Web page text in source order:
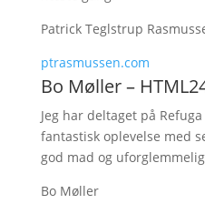
Patrick Teglstrup
ptrasmussen.com
Bo Møller –
Jeg har deltaget på
fantastisk oplevelse med
god mad og
Bo Møller